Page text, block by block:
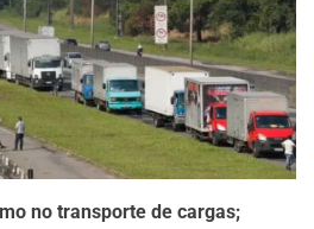
no transporte de cargas;